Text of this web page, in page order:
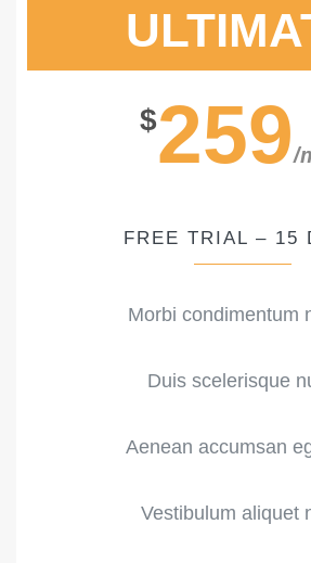
$259/
FREE TRIAL – 15
Morbi condimentum
Duis scelerisque
Aenean accumsan
Vestibulum aliquet